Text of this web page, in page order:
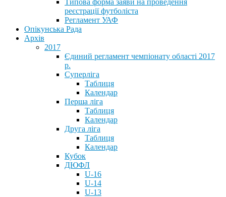
Типова форма заяви на проведення
реєстрації футболіста
Регламент УАФ
Опікунська Рада
Архів
2017
Єдиний регламент чемпіонату області 2017
р.
Суперліга
Таблиця
Календар
Перша ліга
Таблиця
Календар
Друга ліга
Таблиця
Календар
Кубок
ДЮФЛ
U-16
U-14
U-13